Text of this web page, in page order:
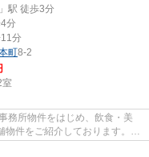
」駅 徒歩3分
4分
11分
町8-2
室
務所物件をはじめ、飲食・美
件をご紹介しております。